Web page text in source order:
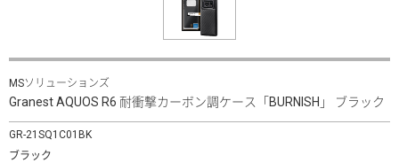
MSソリューションズ
Granest AQUOS R6 耐衝撃カーボン調ケース「BURNISH」 ブラック
GR-21SQ1C01BK
ブラック